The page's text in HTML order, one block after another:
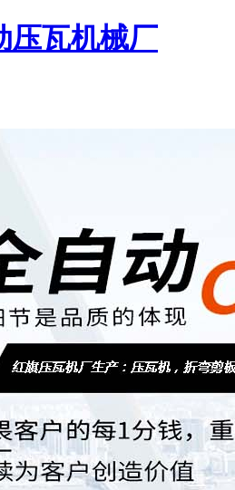
压瓦机械厂